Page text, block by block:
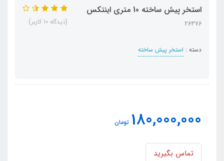
استخر پیش ساخته 10 متری اینتکس
26376
دسته : استخر پیش ساخته
(دیدگاه 10 کاربر)
180,000,000 تومان
تماس بگیرید